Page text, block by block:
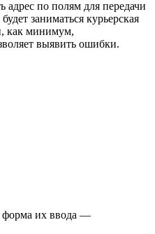
адрес по полям для передачи
заниматься курьерская
как минимум,
выявить ошибки.
форма их ввода —